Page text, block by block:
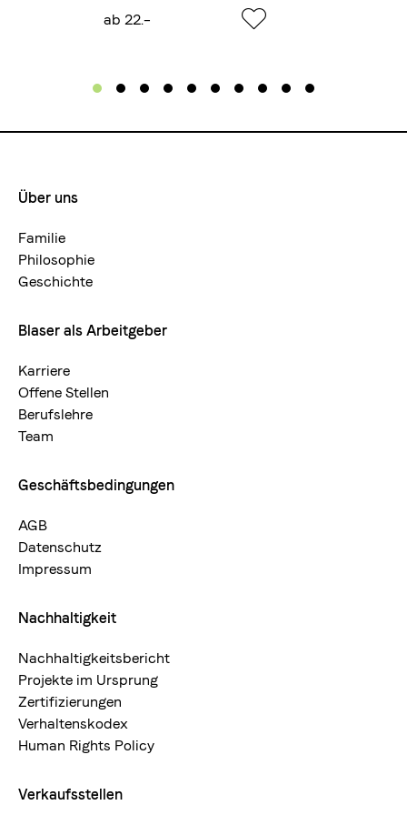
ab 22.–
Footermenue-
neu
Über uns
Familie
Philosophie
Geschichte
Blaser als Arbeitgeber
Karriere
Offene Stellen
Berufslehre
Team
Geschäftsbedingungen
AGB
Datenschutz
Impressum
Nachhaltigkeit
Nachhaltigkeitsbericht
Projekte im Ursprung
Zertifizierungen
Verhaltenskodex
Human Rights Policy
Verkaufsstellen